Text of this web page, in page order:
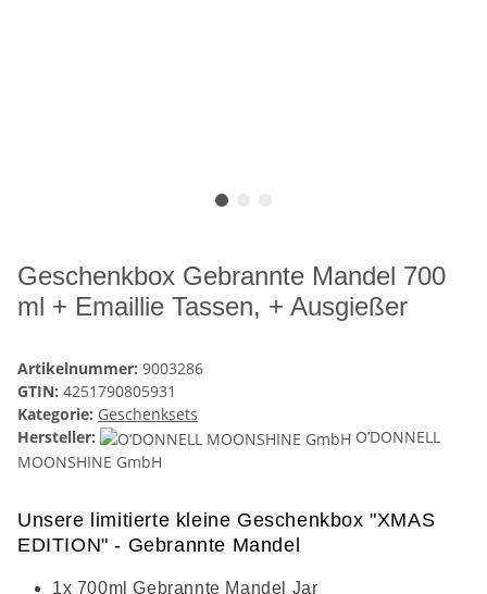
Geschenkbox Gebrannte Mandel 700
ml + Emaillie Tassen, + Ausgießer
Artikelnummer: 9003286
GTIN: 4251790805931
Kategorie: Geschenksets
Hersteller:
O’DONNELL
MOONSHINE GmbH
Unsere limitierte kleine Geschenkbox "XMAS
EDITION" - Gebrannte Mandel
1x 700ml Gebrannte Mandel Jar